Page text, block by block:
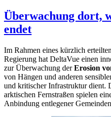
Überwachung dort,
endet
Im Rahmen eines kürzlich
Regierung hat DeltaVue einen
zur Überwachung derErosion
von Hängen und anderen
und kritischer Infrastruktur dient.
arktischen Fernstraßen spielen
Anbindung entlegener